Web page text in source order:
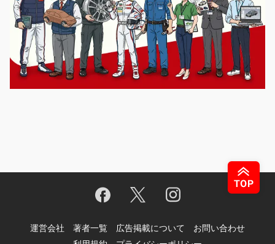
運営会社 著者一覧 広告掲載について
お問い合わせ